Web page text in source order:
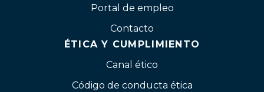
Portal de empleo
Contacto
ÉTICA Y CUMPLIMIENTO
Canal ético
Código de conducta ética